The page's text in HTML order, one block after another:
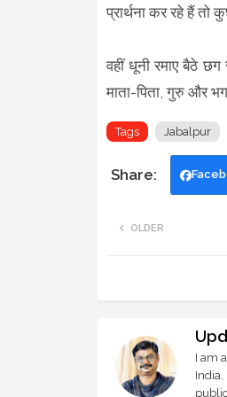
प्रार्थना कर रहे हैं तो
वहीं धूनी रमाए बैठे
माता-पिता, गुरु और
Tags Jabalpur
OLDER
I am